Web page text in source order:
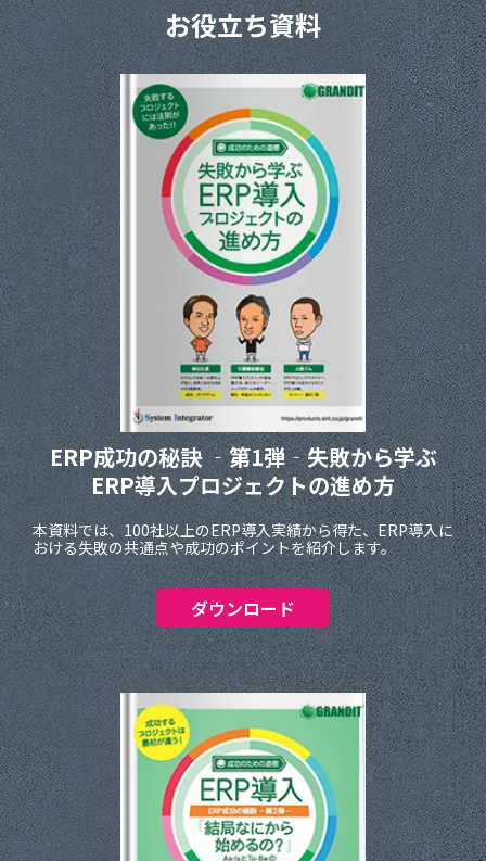
お役立ち資料
ERP成功の秘訣 ‐第1弾‐失敗から学ぶ
ERP導入プロジェクトの進め方
本資料では、100社以上のERP導入実績から得た、ERP導入に
おける失敗の共通点や成功のポイントを紹介します。
ダウンロード